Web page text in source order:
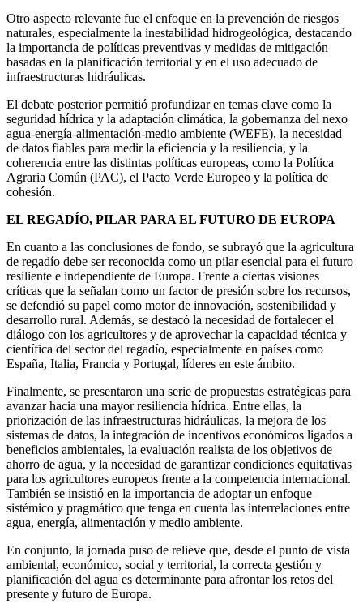
Otro aspecto relevante fue el enfoque en la prevención de riesgos
naturales, especialmente la inestabilidad hidrogeológica, destacando
la importancia de políticas preventivas y medidas de mitigación
basadas en la planificación territorial y en el uso adecuado de
infraestructuras hidráulicas.
El debate posterior permitió profundizar en temas clave como la
seguridad hídrica y la adaptación climática, la gobernanza del nexo
agua-energía-alimentación-medio ambiente (WEFE), la necesidad
de datos fiables para medir la eficiencia y la resiliencia, y la
coherencia entre las distintas políticas europeas, como la Política
Agraria Común (PAC), el Pacto Verde Europeo y la política de
cohesión.
EL REGADÍO, PILAR PARA EL FUTURO DE EUROPA
En cuanto a las conclusiones de fondo, se subrayó que la agricultura
de regadío debe ser reconocida como un pilar esencial para el futuro
resiliente e independiente de Europa. Frente a ciertas visiones
críticas que la señalan como un factor de presión sobre los recursos,
se defendió su papel como motor de innovación, sostenibilidad y
desarrollo rural. Además, se destacó la necesidad de fortalecer el
diálogo con los agricultores y de aprovechar la capacidad técnica y
científica del sector del regadío, especialmente en países como
España, Italia, Francia y Portugal, líderes en este ámbito.
Finalmente, se presentaron una serie de propuestas estratégicas para
avanzar hacia una mayor resiliencia hídrica. Entre ellas, la
priorización de las infraestructuras hidráulicas, la mejora de los
sistemas de datos, la integración de incentivos económicos ligados a
beneficios ambientales, la evaluación realista de los objetivos de
ahorro de agua, y la necesidad de garantizar condiciones equitativas
para los agricultores europeos frente a la competencia internacional.
También se insistió en la importancia de adoptar un enfoque
sistémico y pragmático que tenga en cuenta las interrelaciones entre
agua, energía, alimentación y medio ambiente.
En conjunto, la jornada puso de relieve que, desde el punto de vista
ambiental, económico, social y territorial, la correcta gestión y
planificación del agua es determinante para afrontar los retos del
presente y futuro de Europa.